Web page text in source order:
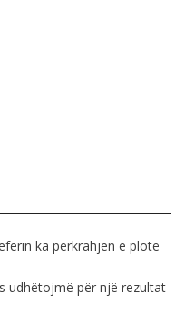
ka përkrahjen e plotë
udhëtojmë për një rezultat